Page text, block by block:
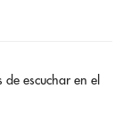
de escuchar en el